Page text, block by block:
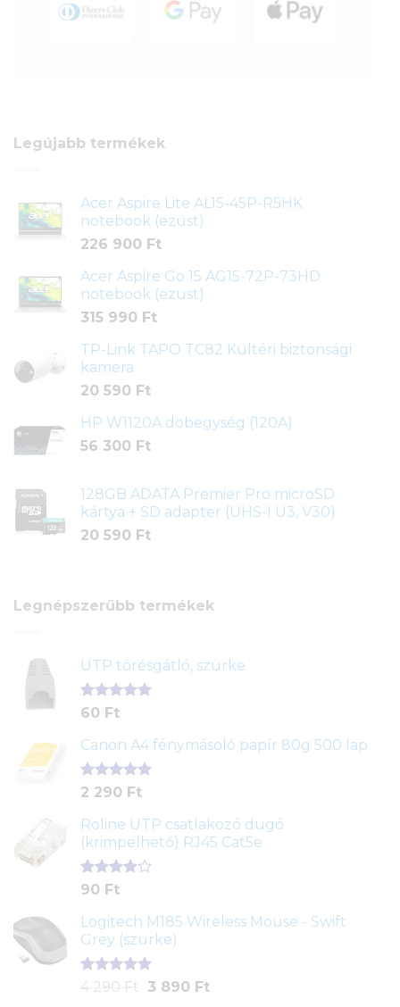
Legújabb termékek
Acer Aspire Lite AL15-45P-R5HK
notebook (ezüst)
226 900 Ft
Acer Aspire Go 15 AG15-72P-73HD
notebook (ezüst)
315 990 Ft
TP-Link TAPO TC82 Kültéri biztonsági
kamera
20 590 Ft
HP W1120A dobegység (120A)
56 300 Ft
128GB ADATA Premier Pro microSD
kártya + SD adapter (UHS-I U3, V30)
20 590 Ft
Legnépszerűbb termékek
UTP törésgátló, szürke
Értékelés
ből,
1
értékelés
alapján
60 Ft
Canon A4 fénymásoló papír 80g 500 lap
Értékelés
ből,
2
értékelés
alapján
2 290 Ft
Roline UTP csatlakozó dugó
(krimpelhető) RJ45 Cat5e
Értékelés
5-ből,
2
értékelés
alapján
90 Ft
Logitech M185 Wireless Mouse - Swift
Grey (szürke)
Értékelés
1
4 290 Ft
Original
3 890 FtCurrent